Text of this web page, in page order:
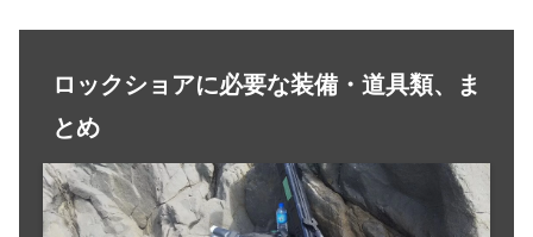
ロックショアに必要な装備・道具類、ま
とめ